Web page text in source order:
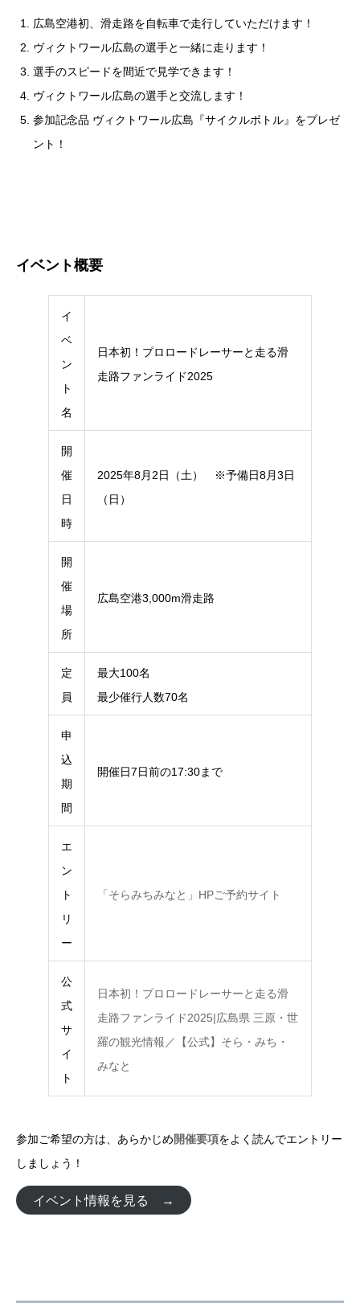
広島空港初、滑走路を自転車で走行していただけます！
ヴィクトワール広島の選手と一緒に走ります！
選手のスピードを間近で見学できます！
ヴィクトワール広島の選手と交流します！
参加記念品 ヴィクトワール広島『サイクルボトル』をプレゼ
ント！
イベント概要
イ
ベ
ン
ト
名
日本初！プロロードレーサーと走る滑
走路ファンライド2025
開
催
日
時
2025年8月2日（土） ※予備日8月3日
（日）
開
催
場
所
広島空港3,000m滑走路
定
員
最大100名
最少催行人数70名
申
込
期
間
開催日7日前の17:30まで
エ
ン
ト
リ
ー
「そらみちみなと」HPご予約サイト
公
式
サ
イ
ト
日本初！プロロードレーサーと走る滑
走路ファンライド2025|広島県 三原・世
羅の観光情報／【公式】そら・みち・
みなと
参加ご希望の方は、あらかじめ開催要項をよく読んでエントリー
しましょう！
イベント情報を見る →